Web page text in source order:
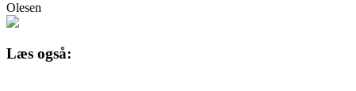
Olesen
Læs også: